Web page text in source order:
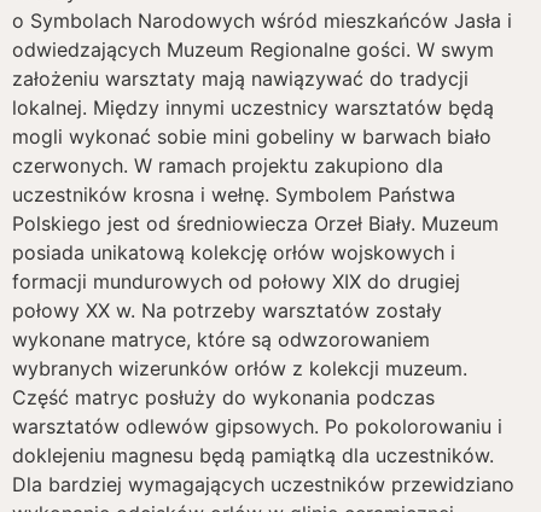
o Symbolach Narodowych wśród mieszkańców Jasła i
odwiedzających Muzeum Regionalne gości. W swym
założeniu warsztaty mają nawiązywać do tradycji
lokalnej. Między innymi uczestnicy warsztatów będą
mogli wykonać sobie mini gobeliny w barwach biało
czerwonych. W ramach projektu zakupiono dla
uczestników krosna i wełnę. Symbolem Państwa
Polskiego jest od średniowiecza Orzeł Biały. Muzeum
posiada unikatową kolekcję orłów wojskowych i
formacji mundurowych od połowy XIX do drugiej
połowy XX w. Na potrzeby warsztatów zostały
wykonane matryce, które są odwzorowaniem
wybranych wizerunków orłów z kolekcji muzeum.
Część matryc posłuży do wykonania podczas
warsztatów odlewów gipsowych. Po pokolorowaniu i
doklejeniu magnesu będą pamiątką dla uczestników.
Dla bardziej wymagających uczestników przewidziano